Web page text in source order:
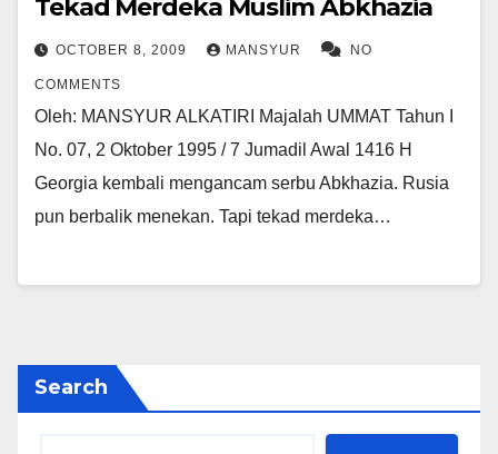
Tekad Merdeka Muslim Abkhazia
OCTOBER 8, 2009 MANSYUR NO
COMMENTS
Oleh: MANSYUR ALKATIRI Majalah UMMAT Tahun I
No. 07, 2 Oktober 1995 / 7 Jumadil Awal 1416 H
Georgia kembali mengancam serbu Abkhazia. Rusia
pun berbalik menekan. Tapi tekad merdeka…
Search